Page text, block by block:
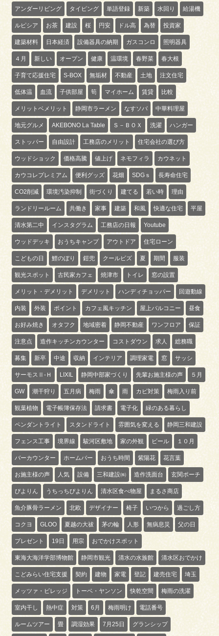
アンダーリビング タイピング 単語登録 新築 水回り 給湯機
ルピシア お茶 建設 桜 円安 ドル高 為替 投資家
建築材料 日本経済 設備器具の納期 ガスコンロ 照明器具
４月 新しい オープン 健康 温環境 春野菜 春大根
子育て応援住宅 S-BOX 無垢材 不動産 土地 注文住宅
低体温 血流 子供部屋 筍 マイホーム 賃貸 比較
メリットベメリット 静岡市ラーメン なすソバ 中華料理屋
地元グルメ AKEBONO La Table Ｓ－ＢＯＸ 洗濯 ハンガー
ストッパー 自由設計 工務店のメリット 住宅会社の選び方
ウッドショック 価格高騰 値上げ ネモフィラ カウネット
カウコレプレミアム 便利グッズ 花畑 SDGｓ 長寿命住宅
CO2削減 環境汚染抑制 街づくり 建てる 若い時 理由
ランドリールーム 共働き 家事 建築 和風 快適な住宅 平屋
清水第二中 インスタグラム 工務店の日報 Youtube
ウッドデッキ おうちキャンプ アウトドア 住宅ローン
こどもの日 鯉のぼり 鎧兜 クールビズ 夏 期間 服装
観光スポット 古民家カフェ 焼津市 トイレ 窓の設置
メリット・デメリット デメリット ハンディチョッパー 回遊動線
内装 外装 ポイント カフェ風キッチン 屋上バルコニー 昼食
お好み焼き オタフク 地域密着 静岡不動産 ワンフロア 保証
注意点 造作キッチンカウンター コストダウン 求人 総務職
募集 新卒 中途 収納 インテリア 調理家電 窓 サッシ
サーモスⅡ-Ｈ LIXIL 静岡中部家づくり 先輩お施主様の声 ５月
GW 潮干狩り 五月病 梅雨 傘 雨 カビ対策 梅雨入り前
観葉植物 電子帳簿保存法 請求書 電子化 緑のある暮らし
ペンダントライト スタンドライト 雰囲気を変える 静岡三和建設
フェンス工事 境界線 駿河区敷地 家の外観 ビール １０月
バーカウンター ホームバー おうち時間 紫陽花 花言葉
お施主様の声 人気 設備 三和建設㈱ 造作洗面台 玄関ポーチ
ぴよりん うちっちぴよりん 清水区食べ物屋 まるさ商店
魚介豚骨ラーメン 北欧 デザイナー 椅子 いつから 過ごし方
コクヨ GLOO 夏越の大祓 茅の輪 人形 無病息災 父の日
プレゼント 19日 用宗 おでかけスポット
東海大海洋学部博物館 静岡市観光 清水の水族館 清水区おでかけ
こどみらい住宅支援 契約 建物 家電 登記 建売住宅 埼玉
メッツァ・ビレッジ トーベ・ヤンソン 快乾空間 梅雨の洗濯
室内干し 熱中症 対策 6月 梅雨明け 電話番号
ルームツアー 畳 調湿効果 7月25日 グランシップ